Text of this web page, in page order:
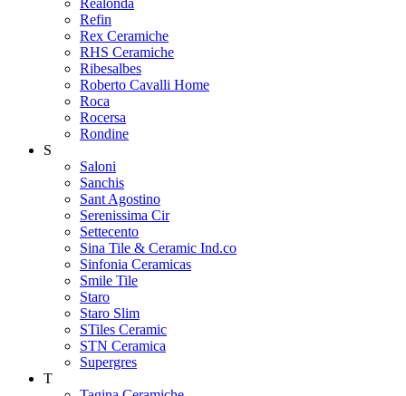
Refin
Rex Ceramiche
RHS Ceramiche
Ribesalbes
Roberto Cavalli Home
Roca
Rocersa
Rondine
S
Saloni
Sanchis
Sant Agostino
Serenissima Cir
Settecento
Sina Tile & Ceramic Ind.co
Sinfonia Ceramicas
Smile Tile
Staro
Staro Slim
STiles Ceramic
STN Ceramica
Supergres
T